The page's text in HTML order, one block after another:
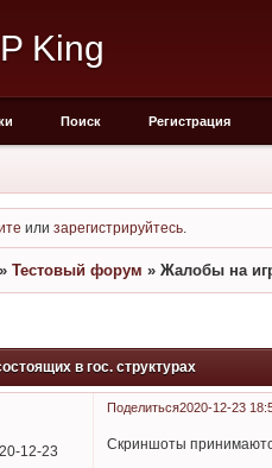
King
Поиск Регистрация
илизарегистрируйтесь
» Тестовый форум » Жалобы на
в гос. структурах
Поделиться2020-12-23
12-23
Скриншоты